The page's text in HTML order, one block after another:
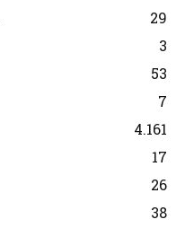
29
3
53
7
4.161
17
26
38